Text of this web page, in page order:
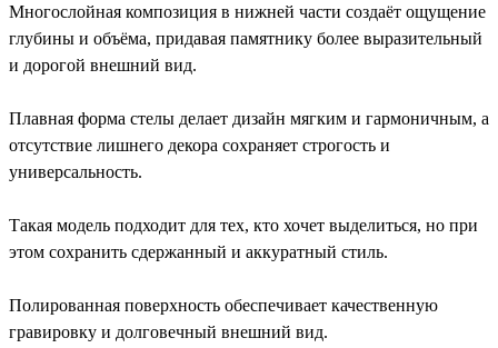
Многослойная композиция в нижней части создаёт ощущение
глубины и объёма, придавая памятнику более выразительный
и дорогой внешний вид.
Плавная форма стелы делает дизайн мягким и гармоничным, а
отсутствие лишнего декора сохраняет строгость и
универсальность.
Такая модель подходит для тех, кто хочет выделиться, но при
этом сохранить сдержанный и аккуратный стиль.
Полированная поверхность обеспечивает качественную
гравировку и долговечный внешний вид.